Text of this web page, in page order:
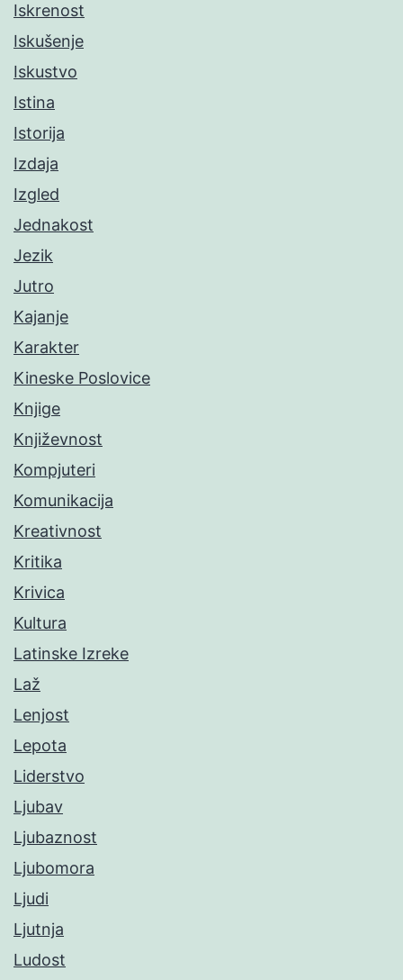
Iskrenost
Iskušenje
Iskustvo
Istina
Istorija
Izdaja
Izgled
Jednakost
Jezik
Jutro
Kajanje
Karakter
Kineske Poslovice
Knjige
Književnost
Kompjuteri
Komunikacija
Kreativnost
Kritika
Krivica
Kultura
Latinske Izreke
Laž
Lenjost
Lepota
Liderstvo
Ljubav
Ljubaznost
Ljubomora
Ljudi
Ljutnja
Ludost